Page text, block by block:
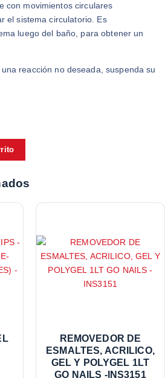
con movimientos circulares
el sistema circulatorio. Es
luego del baño, para obtener un
reacción no deseada, suspenda su
REMOVEDOR DE
ESMALTES, ACRILICO,
GEL Y POLYGEL 1LT
GO NAILS -INS3151